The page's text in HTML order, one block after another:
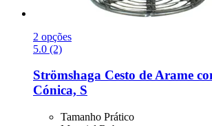
2 opções
5.0 (2)
Strömshaga Cesto de Arame
Cónica, S
Tamanho Prático